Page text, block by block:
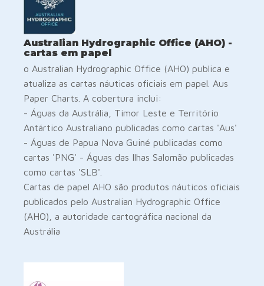
Australian Hydrographic Office (AHO) -
cartas em papel
o Australian Hydrographic Office (AHO) publica e
atualiza as cartas náuticas oficiais em papel. Aus
Paper Charts. A cobertura inclui:
- Águas da Austrália, Timor Leste e Território
Antártico Australiano publicadas como cartas 'Aus'
- Águas de Papua Nova Guiné publicadas como
cartas 'PNG' - Águas das Ilhas Salomão publicadas
como cartas 'SLB'.
Cartas de papel AHO são produtos náuticos oficiais
publicados pelo Australian Hydrographic Office
(AHO), a autoridade cartográfica nacional da
Austrália